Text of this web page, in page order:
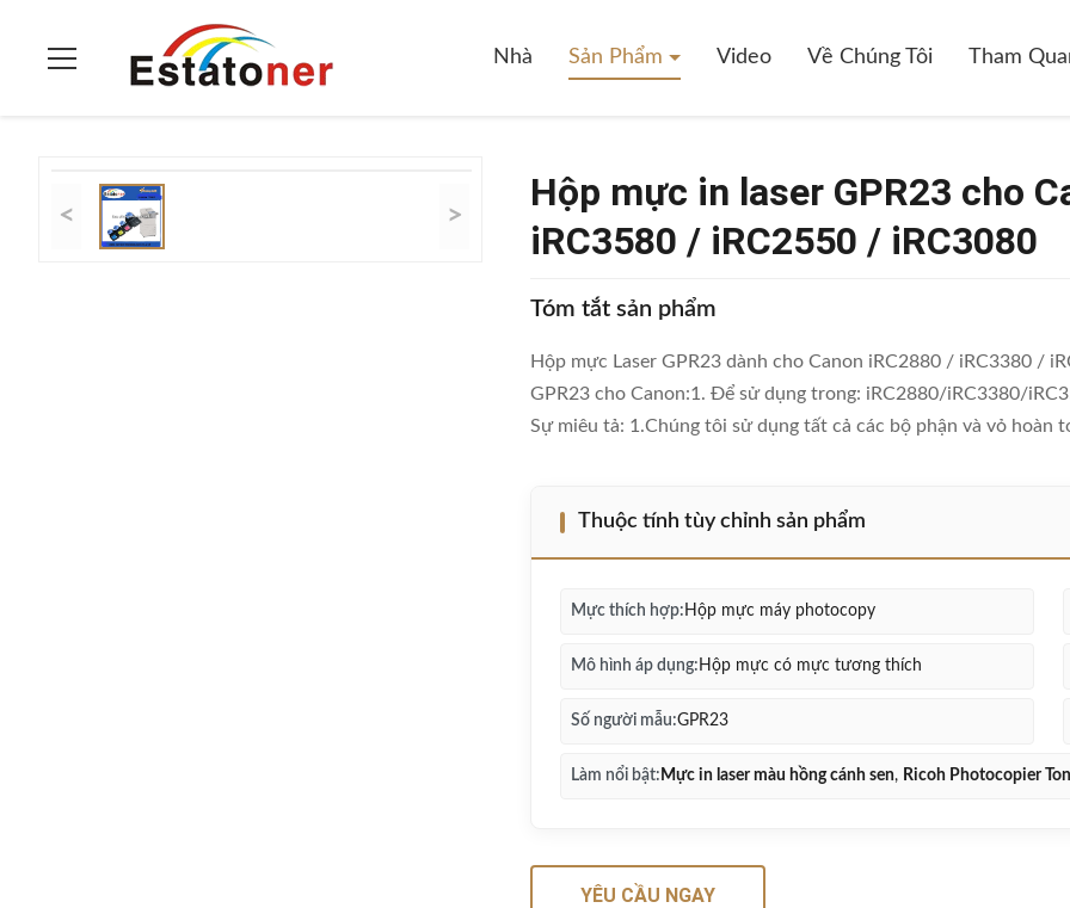
Nhà Sản Phẩm Video Về Chúng Tôi Tham
các sản phẩm >
< >
Hộp mực in laser GPR23 cho
iRC3580 / iRC2550 / iRC3080
Tóm tắt sản phẩm
Hộp mực Laser GPR23 dành cho Canon iRC2880 / iRC3380 /
GPR23 cho Canon:1. Để sử dụng trong: iRC2880/iRC3380/
Sự miêu tả: 1.Chúng tôi sử dụng tất cả các bộ phận và vỏ hoàn
Thuộc tính tùy chỉnh sản phẩm
Mực thích hợp: Hộp mực máy photocopy
Mô hình áp dụng: Hộp mực có mực tương thích
Số người mẫu:GPR23
Làm nổi bật: Mực in laser màu hồng cánh sen, Ricoh Photocopier
YÊU CẦU NGAY